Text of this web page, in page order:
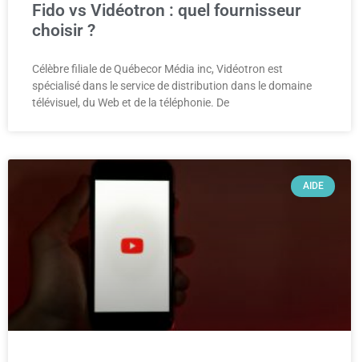
Fido vs Vidéotron : quel fournisseur
choisir ?
Célèbre filiale de Québecor Média inc, Vidéotron est
spécialisé dans le service de distribution dans le domaine
télévisuel, du Web et de la téléphonie. De
AIDE